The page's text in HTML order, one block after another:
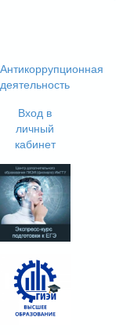
Антикоррупционная
деятельность
Вход в
личный
кабинет